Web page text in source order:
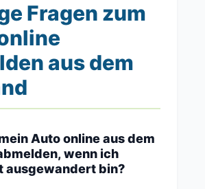
Fragen zum
aus dem
Auto online aus dem
wenn ich
ausgewandert bin?